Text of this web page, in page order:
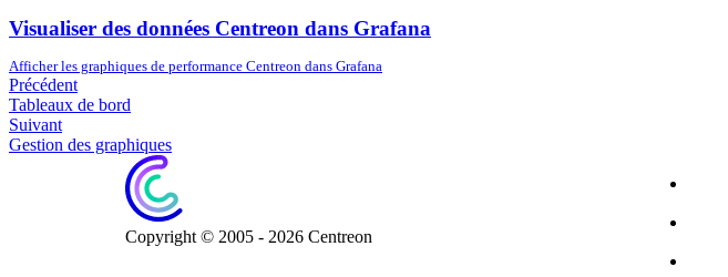
Visualiser des données Centreon dans Grafana
Afficher les graphiques de performance Centreon dans Grafana
Précédent
Tableaux de bord
Suivant
Gestion des graphiques
Copyright © 2005 - 2026 Centreon